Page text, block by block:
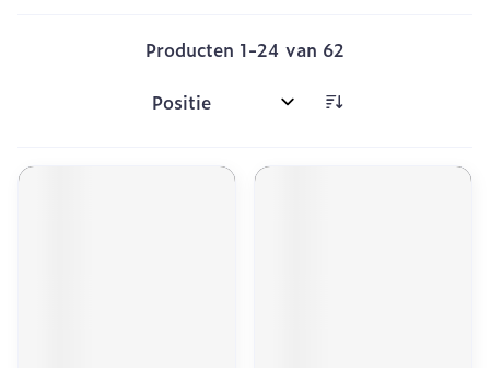
Producten 1-24 van 62
Sorteer op: